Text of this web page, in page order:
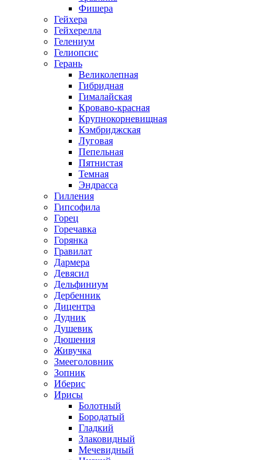
Фишера
Гейхера
Гейхерелла
Гелениум
Гелиопсис
Герань
Великолепная
Гибридная
Гималайская
Кроваво-красная
Крупнокорневищная
Кэмбриджская
Луговая
Пепельная
Пятнистая
Темная
Эндрасса
Гилления
Гипсофила
Горец
Горечавка
Горянка
Гравилат
Дармера
Девясил
Дельфиниум
Дербенник
Дицентра
Дудник
Душевик
Дюшения
Живучка
Змееголовник
Зопник
Иберис
Ирисы
Болотный
Бородатый
Гладкий
Злаковидный
Мечевидный